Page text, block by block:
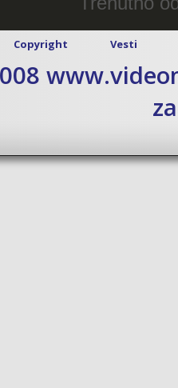
Copyright Vesti